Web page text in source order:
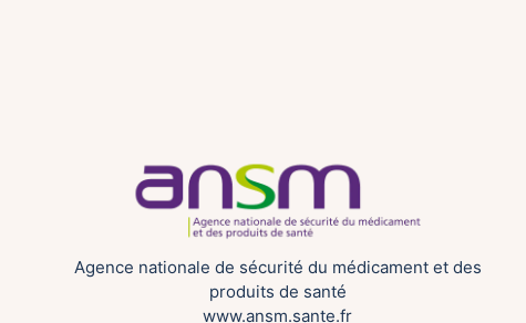
Agence nationale de sécurité du médicament et des
produits de santé
www.ansm.sante.fr